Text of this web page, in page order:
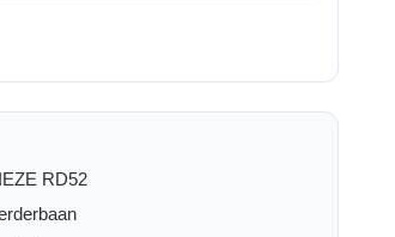
RD52
fixe Peerderbaan